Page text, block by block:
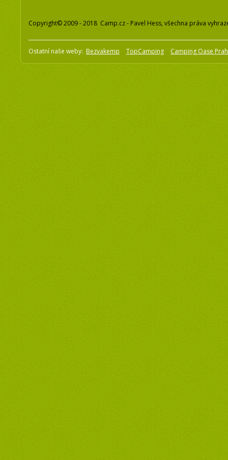
Copyright© 2009 - 2018 Camp.cz - Pavel Hess, všechna práva
Ostatní naše weby: Bezvakemp TopCamping Camping Oase